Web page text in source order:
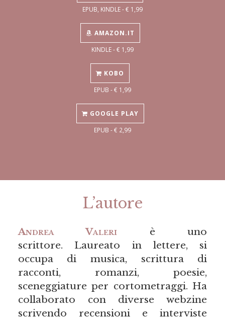
EPUB, KINDLE - € 1,99
AMAZON.IT
KINDLE - € 1,99
KOBO
EPUB - € 1,99
GOOGLE PLAY
EPUB - € 2,99
L’autore
Andrea Valeri è uno
scrittore. Laureato in lettere, si
occupa di musica, scrittura di
racconti, romanzi, poesie,
sceneggiature per cortometraggi. Ha
collaborato con diverse webzine
scrivendo recensioni e interviste